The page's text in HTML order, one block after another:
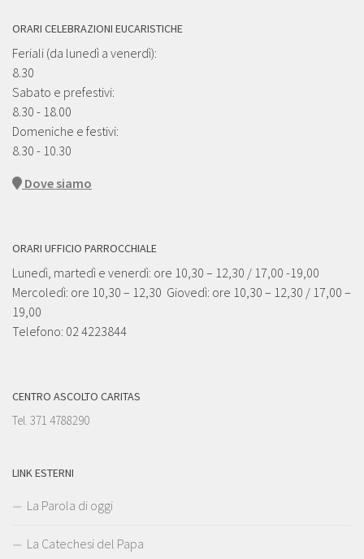
ORARI CELEBRAZIONI EUCARISTICHE
Feriali (da lunedì a venerdì):
8.30
Sabato e prefestivi:
8.30 - 18.00
Domeniche e festivi:
8.30 - 10.30
Dove siamo
ORARI UFFICIO PARROCCHIALE
Lunedì, martedì e venerdì: ore 10,30 – 12,30 / 17,00 -19,00
Mercoledì: ore 10,30 – 12,30 Giovedì: ore 10,30 – 12,30 / 17,00 –
19,00
Telefono: 02 4223844
CENTRO ASCOLTO CARITAS
Tel. 371 4788290
LINK ESTERNI
La Parola di oggi
La Catechesi del Papa